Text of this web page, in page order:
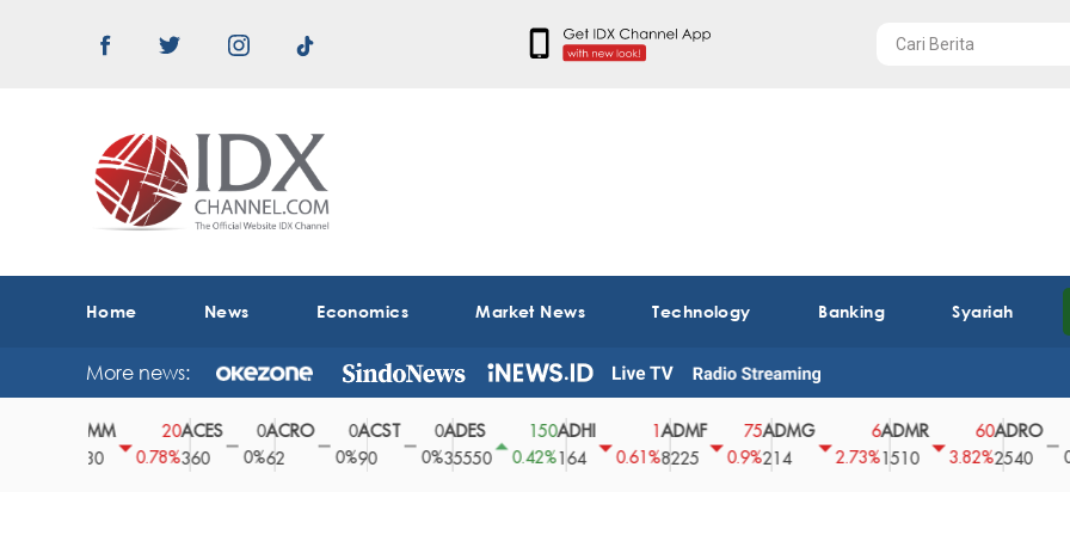
Home News Economics Market News Technology Banking Syariah
More news:
0.78%
ACES
360
0
0%
ACRO
62
0
ACST
90
0
ADES
35550
0.42%
ADHI
164
0.61%
ADMF
8225
75
0.9%
ADMG
214
2.73%
ADMR
1510
3.82%
ADRO
2540
0
0%
43